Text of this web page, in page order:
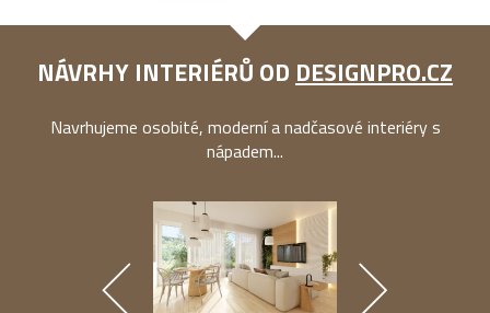
NÁVRHY INTERIÉRŮ OD DESIGNPRO.CZ
Navrhujeme osobité, moderní a nadčasové interiéry s
nápadem...